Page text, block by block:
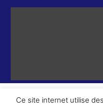
Ce site internet utilise